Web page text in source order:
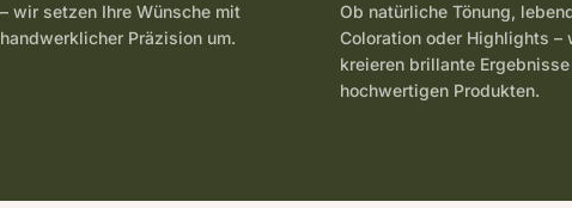
– wir setzen Ihre Wünsche mit
handwerklicher Präzision um.
Ob natürliche Tönung,
Coloration oder Highlights –
kreieren brillante
hochwertigen Produkten.